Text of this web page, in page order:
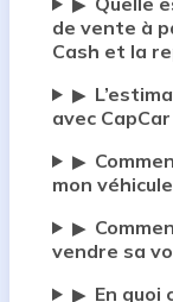
▶
de vente à
Cash et la
▶
avec CapCar
▶
mon véhicule
▶
vendre sa
▶ En quoi